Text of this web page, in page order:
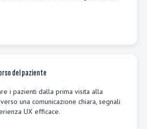
del paziente
i pazienti dalla prima visita alla
una comunicazione chiara, segnali
UX efficace.